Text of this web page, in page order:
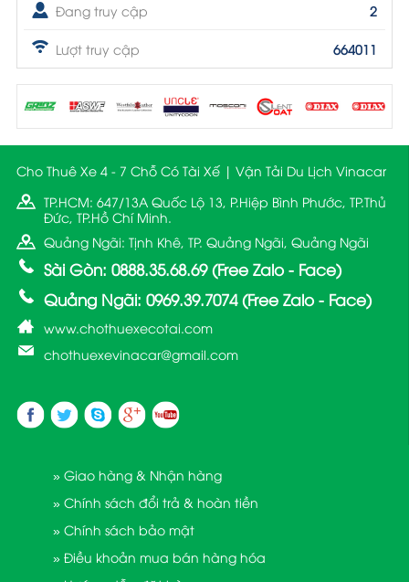
Đang truy cập 2
Lượt truy cập 664011
Cho Thuê Xe 4 - 7 Chỗ Có Tài Xế | Vận Tải Du Lịch Vinacar
TP.HCM: 647/13A Quốc Lộ 13, P.Hiệp Bình Phước, TP.Thủ
Đức, TP.Hồ Chí Minh.
Quảng Ngãi: Tịnh Khê, TP. Quảng Ngãi, Quảng Ngãi
Sài Gòn: 0888.35.68.69 (Free Zalo - Face)
Quảng Ngãi: 0969.39.7074 (Free Zalo - Face)
www.chothuexecotai.com
chothuexevinacar@gmail.com
» Giao hàng & Nhận hàng
» Chính sách đổi trả & hoàn tiền
» Chính sách bảo mật
» Điều khoản mua bán hàng hóa